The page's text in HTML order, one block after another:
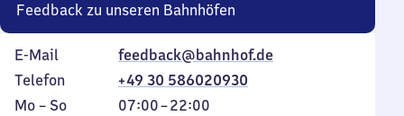
Feedback zu unseren Bahnhöfen
E-Mail
feedback@bahnhof.de
Telefon
+49 30 586020930
Montag
Mo – So,
07:00–22:00
Von